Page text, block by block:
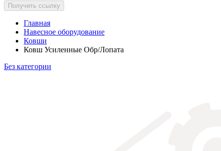
Получить ссылку
Главная
Навесное оборудование
Ковши
Ковш Усиленные Обр/Лопата
Без категории